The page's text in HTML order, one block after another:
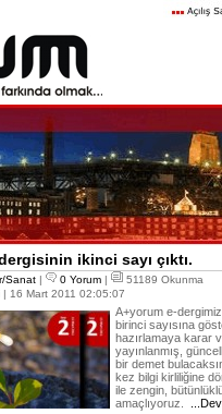
ikinci sayı çıktı.
Sanat | 0 Yorum |
51189 Okunma
| 16 Mart 2011 02:05:07
A+yorum e-
birinci sayısına
hazırlamaya karar
yayınlanmış,
bir demet
kez bilgi kirliliğine
ile zengin,
amaçlıyoruz.